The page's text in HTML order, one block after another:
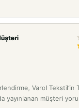
Varol Tekstil’in
yayınlanan müşteri